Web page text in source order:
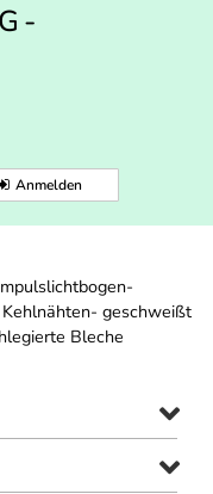
-
Anmelden
geschweißt
Bleche